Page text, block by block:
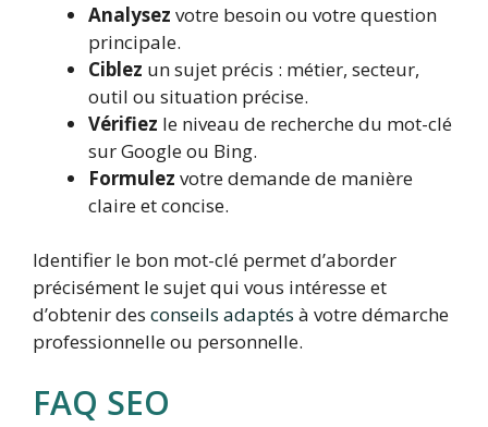
Analysez votre besoin ou votre question
principale.
Ciblez un sujet précis : métier, secteur,
outil ou situation précise.
Vérifiez le niveau de recherche du mot-clé
sur Google ou Bing.
Formulez votre demande de manière
claire et concise.
Identifier le bon mot-clé permet d’aborder
précisément le sujet qui vous intéresse et
d’obtenir des conseils adaptés à votre démarche
professionnelle ou personnelle.
FAQ SEO